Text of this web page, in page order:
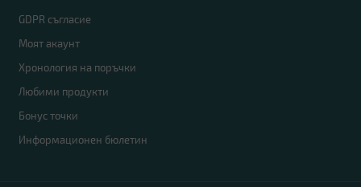
GDPR съгласие
Моят акаунт
Хронология на поръчки
Любими продукти
Бонус точки
Информационен бюлетин